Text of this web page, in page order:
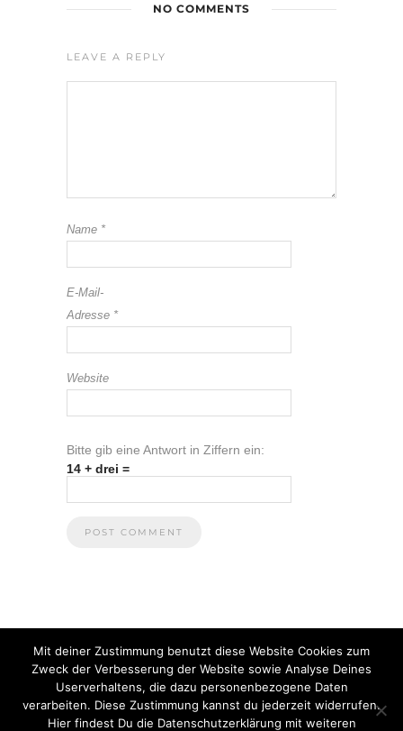
NO COMMENTS
LEAVE A REPLY
Name *
E-Mail-
Adresse *
Website
Bitte gib eine Antwort in Ziffern ein:
14 + drei =
Mit deiner Zustimmung benutzt diese Website Cookies zum
Zweck der Verbesserung der Website sowie Analyse Deines
Userverhaltens, die dazu personenbezogene Daten
verarbeiten. Diese Zustimmung kannst du jederzeit widerrufen.
Hier findest Du die Datenschutzerklärung mit weiteren